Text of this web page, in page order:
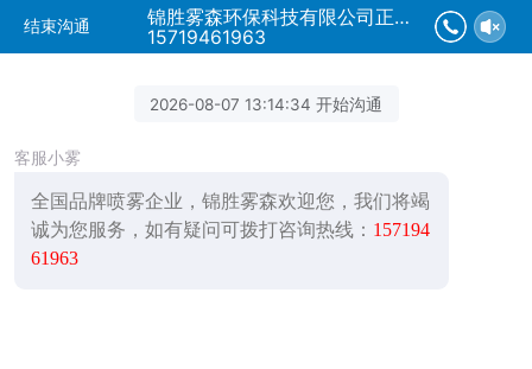
结束沟通
锦胜雾森环保科技有限公司正在为您服务
15719461963
2026-08-07 13:14:34 开始沟通
客服小雾
全国品牌喷雾企业，锦胜雾森欢迎您，我们将竭
诚为您服务，如有疑问可拨打咨询热线： 157194
61963